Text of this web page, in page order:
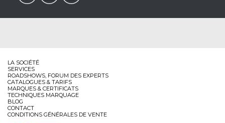
LA SOCIÉTÉ
SERVICES
ROADSHOWS, FORUM DES EXPERTS
CATALOGUES & TARIFS
MARQUES & CERTIFICATS
TECHNIQUES MARQUAGE
BLOG
CONTACT
CONDITIONS GÉNÉRALES DE VENTE